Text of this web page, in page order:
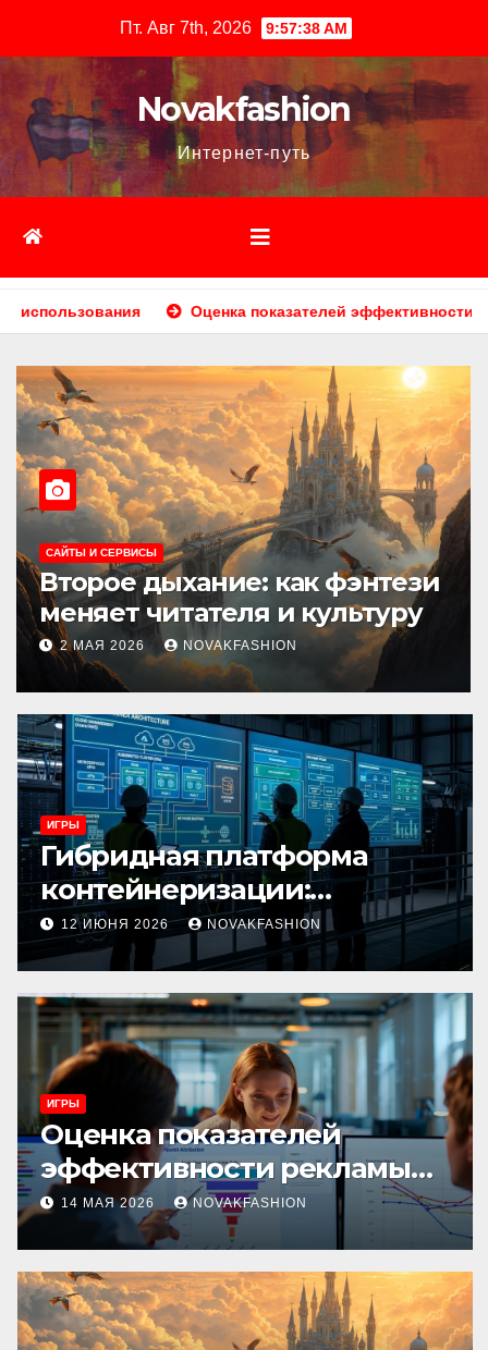
содержимому
Пт. Авг 7th, 2026 9:57:40 AM
Novakfashion
Интернет-путь
показателей эффективности рекламы при атрибуции
фэнтези
и культуру
ИГРЫ
Поставка
технологий и
инновационные
3 АПРЕЛЯ 2026
ИГРЫ
Гибридная платформа
контейнеризации:
архитектура, особенности и
сценарии использования
12 ИЮНЯ 2026 NOVAKFASHION
ИГРЫ
Оценка показателей
эффективности рекламы
при атрибуции
множественных точек
касания
14 МАЯ 2026 NOVAKFASHION